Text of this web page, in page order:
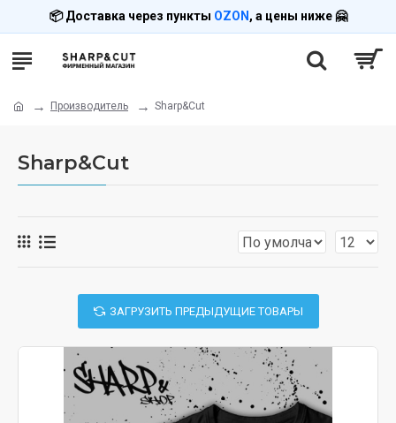
📦 Доставка через пункты OZON , а цены ниже 🤗
Производитель Sharp&Cut
Sharp&Cut
ЗАГРУЗИТЬ ПРЕДЫДУЩИЕ ТОВАРЫ